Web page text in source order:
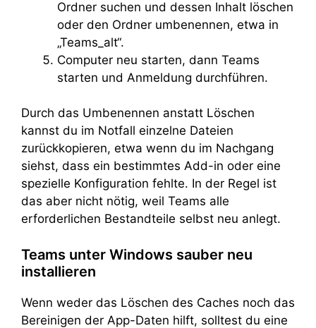
Ordner suchen und dessen Inhalt löschen
oder den Ordner umbenennen, etwa in
„Teams_alt“.
Computer neu starten, dann Teams
starten und Anmeldung durchführen.
Durch das Umbenennen anstatt Löschen
kannst du im Notfall einzelne Dateien
zurückkopieren, etwa wenn du im Nachgang
siehst, dass ein bestimmtes Add-in oder eine
spezielle Konfiguration fehlte. In der Regel ist
das aber nicht nötig, weil Teams alle
erforderlichen Bestandteile selbst neu anlegt.
Teams unter Windows sauber neu
installieren
Wenn weder das Löschen des Caches noch das
Bereinigen der App-Daten hilft, solltest du eine